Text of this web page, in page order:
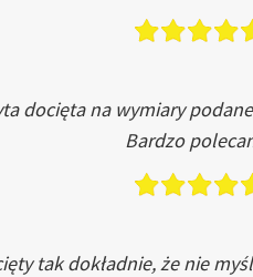
docięta na wymiary
Bardzo
tak dokładnie, że nie